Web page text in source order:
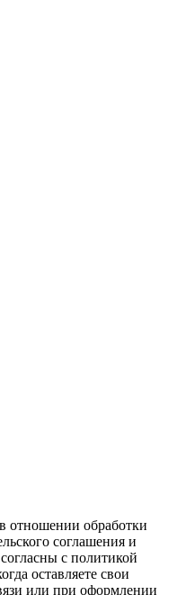
отношении обработки
соглашения и
с политикой
оставляете свои
или при оформлении